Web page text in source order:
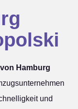
Hamburg
und